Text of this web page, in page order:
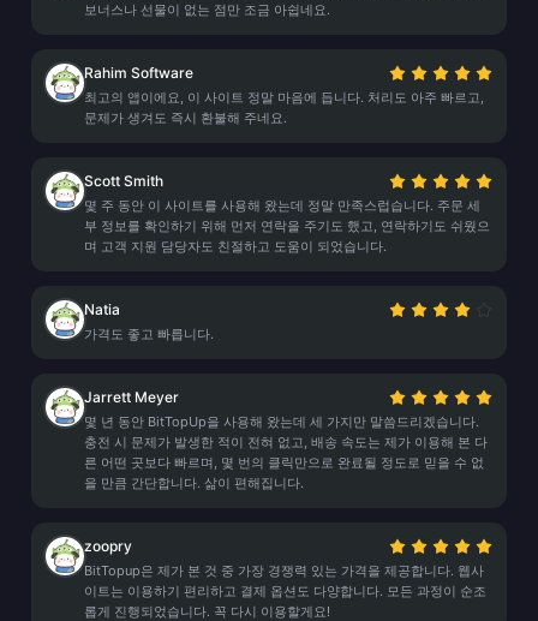
보너스나 선물이 없는 점만 조금 아쉽네요.
Rahim Software
최고의 앱이에요, 이 사이트 정말 마음에 듭니다. 처리도 아주 빠르고,
문제가 생겨도 즉시 환불해 주네요.
Scott Smith
몇 주 동안 이 사이트를 사용해 왔는데 정말 만족스럽습니다. 주문 세
부 정보를 확인하기 위해 먼저 연락을 주기도 했고, 연락하기도 쉬웠으
며 고객 지원 담당자도 친절하고 도움이 되었습니다.
Natia
가격도 좋고 빠릅니다.
Jarrett Meyer
몇 년 동안 BitTopUp을 사용해 왔는데 세 가지만 말씀드리겠습니다.
충전 시 문제가 발생한 적이 전혀 없고, 배송 속도는 제가 이용해 본 다
른 어떤 곳보다 빠르며, 몇 번의 클릭만으로 완료될 정도로 믿을 수 없
을 만큼 간단합니다. 삶이 편해집니다.
zoopry
BitTopup은 제가 본 것 중 가장 경쟁력 있는 가격을 제공합니다. 웹사
이트는 이용하기 편리하고 결제 옵션도 다양합니다. 모든 과정이 순조
롭게 진행되었습니다. 꼭 다시 이용할게요!